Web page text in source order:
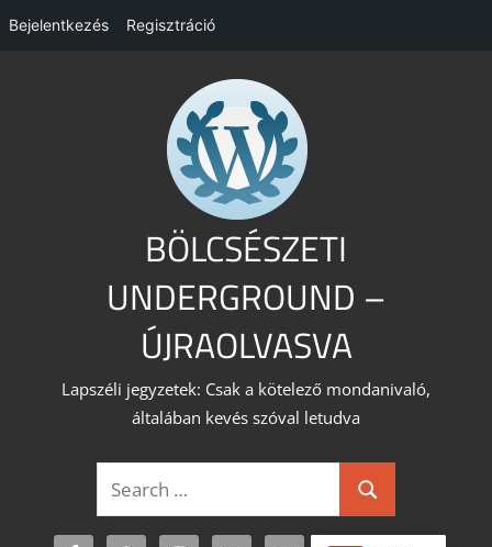
Bejelentkezés Regisztráció
BÖLCSÉSZETI
UNDERGROUND –
ÚJRAOLVASVA
Lapszéli jegyzetek: Csak a kötelező mondanivaló,
általában kevés szóval letudva
Search
for:
Search